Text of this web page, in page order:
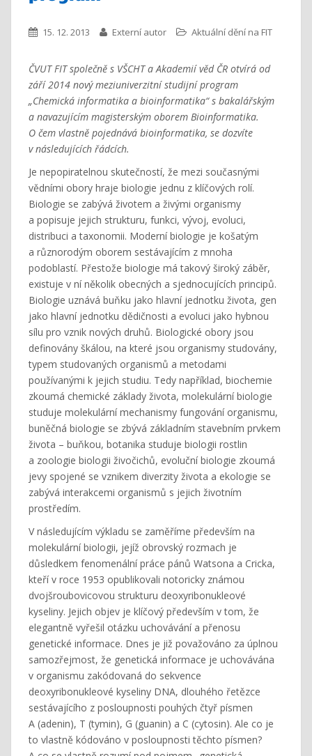
15. 12. 2013 Externí autor Aktuální dění na FIT
ČVUT FIT společně s VŠCHT a Akademií věd ČR otvírá od
září 2014 nový meziuniverzitní studijní program
„Chemická informatika a bioinformatika“ s bakalářským
a navazujícím magisterským oborem Bioinformatika.
O čem vlastně pojednává bioinformatika, se dozvíte
v následujících řádcích.
Je nepopiratelnou skutečností, že mezi současnými
vědními obory hraje biologie jednu z klíčových rolí.
Biologie se zabývá životem a živými organismy
a popisuje jejich strukturu, funkci, vývoj, evoluci,
distribuci a taxonomii. Moderní biologie je košatým
a různorodým oborem sestávajícím z mnoha
podoblastí. Přestože biologie má takový široký záběr,
existuje v ní několik obecných a sjednocujících principů.
Biologie uznává buňku jako hlavní jednotku života, gen
jako hlavní jednotku dědičnosti a evoluci jako hybnou
sílu pro vznik nových druhů. Biologické obory jsou
definovány škálou, na které jsou organismy studovány,
typem studovaných organismů a metodami
používanými k jejich studiu. Tedy například, biochemie
zkoumá chemické základy života, molekulární biologie
studuje molekulární mechanismy fungování organismu,
buněčná biologie se zbývá základním stavebním prvkem
života – buňkou, botanika studuje biologii rostlin
a zoologie biologii živočichů, evoluční biologie zkoumá
jevy spojené se vznikem diverzity života a ekologie se
zabývá interakcemi organismů s jejich životním
prostředím.
V následujícím výkladu se zaměříme především na
molekulární biologii, jejíž obrovský rozmach je
důsledkem fenomenální práce pánů Watsona a Cricka,
kteří v roce 1953 opublikovali notoricky známou
dvojšroubovicovou strukturu deoxyribonukleové
kyseliny. Jejich objev je klíčový především v tom, že
elegantně vyřešil otázku uchovávání a přenosu
genetické informace. Dnes je již považováno za úplnou
samozřejmost, že genetická informace je uchovávána
v organismu zakódovaná do sekvence
deoxyribonukleové kyseliny DNA, dlouhého řetězce
sestávajícího z posloupnosti pouhých čtyř písmen
A (adenin), T (tymin), G (guanin) a C (cytosin). Ale co je
to vlastně kódováno v posloupnosti těchto písmen?